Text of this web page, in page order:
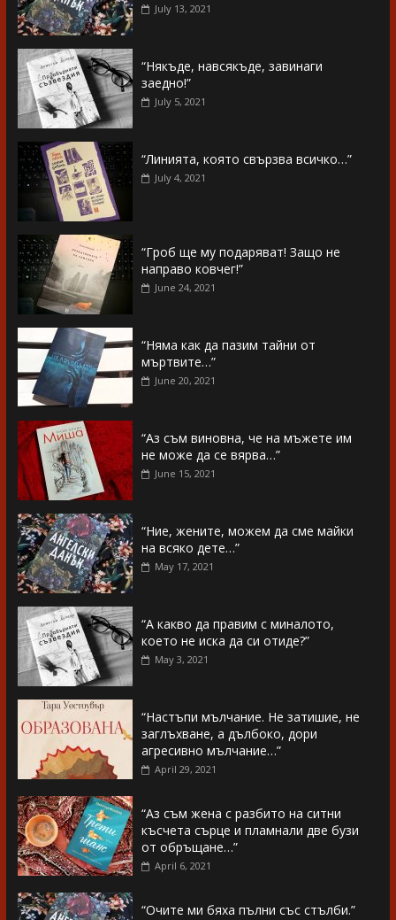
July 13, 2021
“Някъде, навсякъде, завинаги
заедно!”
July 5, 2021
“Линията, която свързва всичко…”
July 4, 2021
“Гроб ще му подаряват! Защо не
направо ковчег!”
June 24, 2021
“Няма как да пазим тайни от
мъртвите…”
June 20, 2021
“Аз съм виновна, че на мъжете им
не може да се вярва…”
June 15, 2021
“Ние, жените, можем да сме майки
на всяко дете…”
May 17, 2021
“А какво да правим с миналото,
което не иска да си отиде?”
May 3, 2021
“Настъпи мълчание. Не затишие, не
заглъхване, а дълбоко, дори
агресивно мълчание…”
April 29, 2021
“Аз съм жена с разбито на ситни
късчета сърце и пламнали две бузи
от обръщане…”
April 6, 2021
“Очите ми бяха пълни със стълби.”